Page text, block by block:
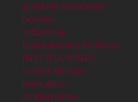
grandes almacenes
hoteles
industrias
instalaciones militares
INSTITUCIONES
locales de ocio
mercados
modernismo